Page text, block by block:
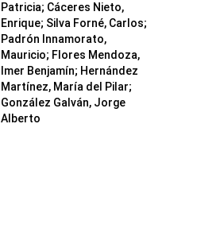
Patricia; Cáceres Nieto,
Enrique; Silva Forné, Carlos;
Padrón Innamorato,
Mauricio; Flores Mendoza,
Imer Benjamín; Hernández
Martínez, María del Pilar;
González Galván, Jorge
Alberto